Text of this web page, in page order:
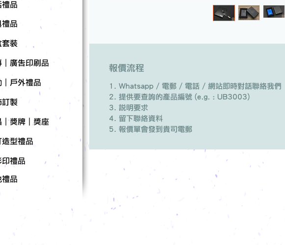
禮品
禮品
套裝
｜廣告印刷品
｜戶外禮品
訂製
｜獎牌｜獎座
造型禮品
禮品
印禮品
報價流程
Whatsapp / 電郵 / 電話 / 網站即時對話聯絡我們
提供要查詢的產品編號 (e.g. : UB3003)
說明要求
留下聯絡資料
報價單會發到貴司電郵